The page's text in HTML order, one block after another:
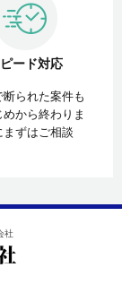
ード対応
られた案件も
から終わりま
ずはご相談
社